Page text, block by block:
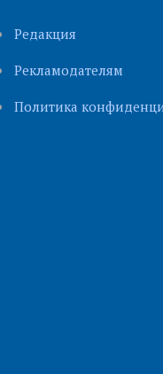
Редакция
Рекламодателям
Политика